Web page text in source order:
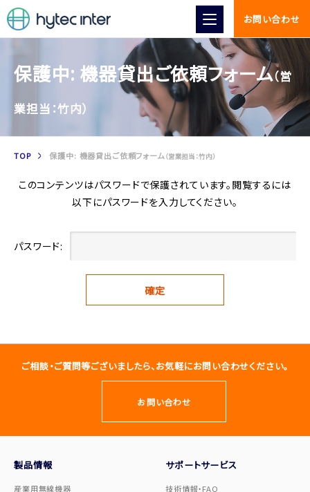
お問い合わせ
保護中: 機器貸出ご依頼フォーム（営
業担当：竹内）
TOP 保護中: 機器貸出ご依頼フォーム（営業担当：竹内）
このコンテンツはパスワードで保護されています。閲覧するには
以下にパスワードを入力してください。
パスワード:
ご相談・ご質問等ございましたら、お気軽にお問い合わせください。
お問い合わせ
製品情報
産業用無線機器
サポートサービス
技術情報・FAQ